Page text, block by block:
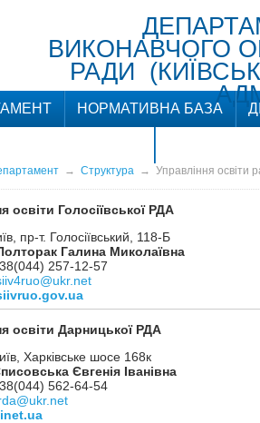
ВИКОНАВЧОГО
РАДИ
НОРМАТИВНА БАЗА
→ Структура→ Управління освіти
освіти Голосiївської РДА
пр-т. Голосіївський, 118-Б
Галина Миколаївна
257-12-57
освіти Дарницької РДА
Харківське шосе 168к
Євгенія Іванівна
562-64-54